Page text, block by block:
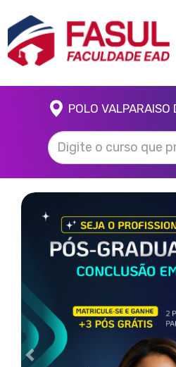
POLO VALPARAISO